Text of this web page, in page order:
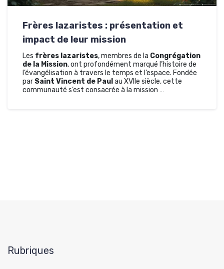
Frères lazaristes : présentation et
impact de leur mission
Les frères lazaristes, membres de la Congrégation
de la Mission, ont profondément marqué l’histoire de
l’évangélisation à travers le temps et l’espace. Fondée
par Saint Vincent de Paul au XVIIe siècle, cette
communauté s’est consacrée à la mission …
Rubriques